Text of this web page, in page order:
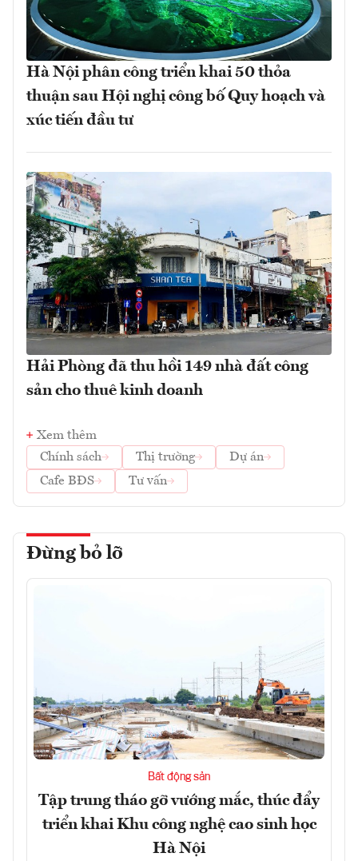
Hà Nội phân công triển khai 50 thỏa
thuận sau Hội nghị công bố Quy hoạch và
xúc tiến đầu tư
Hải Phòng đã thu hồi 149 nhà đất công
sản cho thuê kinh doanh
Xem thêm
Chính sách
Thị trường
Dự án
Cafe BĐS
Tư vấn
Đừng bỏ lỡ
Bất động sản
Tập trung tháo gỡ vướng mắc, thúc đẩy
triển khai Khu công nghệ cao sinh học
Hà Nội